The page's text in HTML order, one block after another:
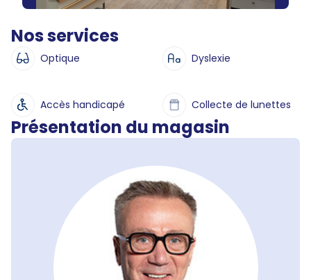
Nos services
Optique Dyslexie
Accès handicapé Collecte de lunettes
Présentation du magasin